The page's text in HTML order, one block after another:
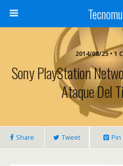
2014/08/25 • 1
Sony PlayStation
Ataque Del
Share Tweet Pin